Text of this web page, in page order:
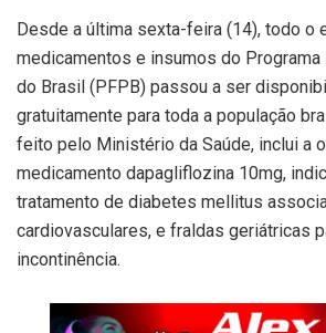
Desde a última sexta-feira (14), todo o
medicamentos e insumos do Programa
do Brasil (PFPB) passou a ser
gratuitamente para toda a população
feito pelo Ministério da Saúde, inclui a
medicamento dapagliflozina 10mg,
tratamento de diabetes mellitus
cardiovasculares, e fraldas geriátricas
incontinência.